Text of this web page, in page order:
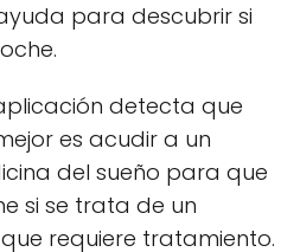
para descubrir si
detecta que
es acudir a un
del sueño para que
si se trata de un
requiere tratamiento.